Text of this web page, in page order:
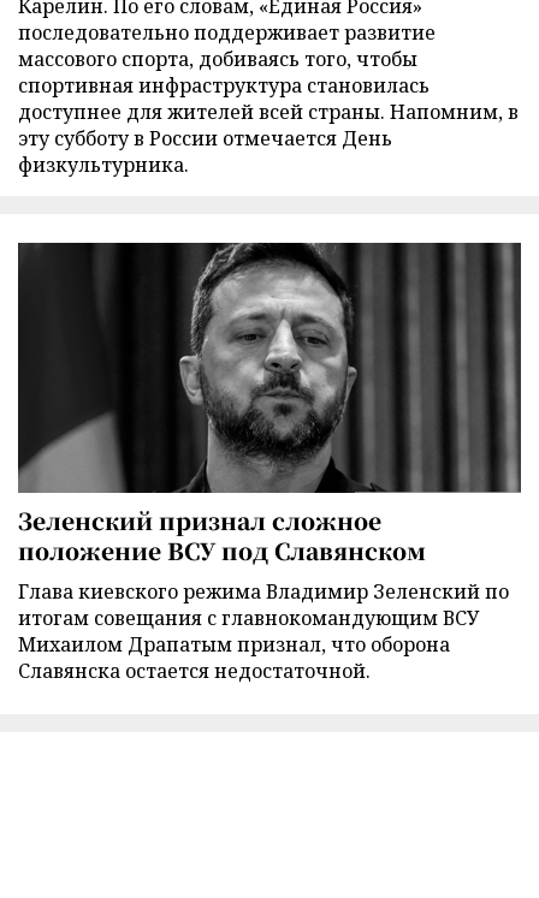
Карелин. По его словам, «Единая Россия»
последовательно поддерживает развитие
массового спорта, добиваясь того, чтобы
спортивная инфраструктура становилась
доступнее для жителей всей страны. Напомним, в
эту субботу в России отмечается День
физкультурника.
Зеленский признал сложное
положение ВСУ под Славянском
Глава киевского режима Владимир Зеленский по
итогам совещания с главнокомандующим ВСУ
Михаилом Драпатым признал, что оборона
Славянска остается недостаточной.